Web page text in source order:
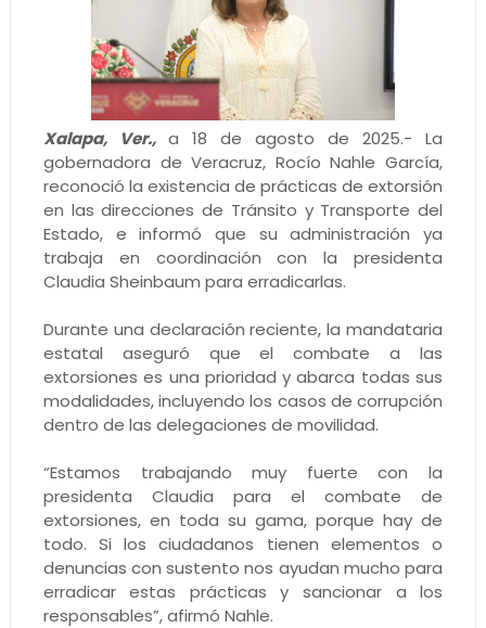
Xalapa, Ver., a 18 de agosto de 2025.- La
gobernadora de Veracruz, Rocío Nahle García,
reconoció la existencia de prácticas de extorsión
en las direcciones de Tránsito y Transporte del
Estado, e informó que su administración ya
trabaja en coordinación con la presidenta
Claudia Sheinbaum para erradicarlas.
Durante una declaración reciente, la mandataria
estatal aseguró que el combate a las
extorsiones es una prioridad y abarca todas sus
modalidades, incluyendo los casos de corrupción
dentro de las delegaciones de movilidad.
“Estamos trabajando muy fuerte con la
presidenta Claudia para el combate de
extorsiones, en toda su gama, porque hay de
todo. Si los ciudadanos tienen elementos o
denuncias con sustento nos ayudan mucho para
erradicar estas prácticas y sancionar a los
responsables”, afirmó Nahle.